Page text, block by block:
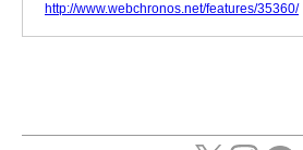
http://www.webchronos.net/features/35360/